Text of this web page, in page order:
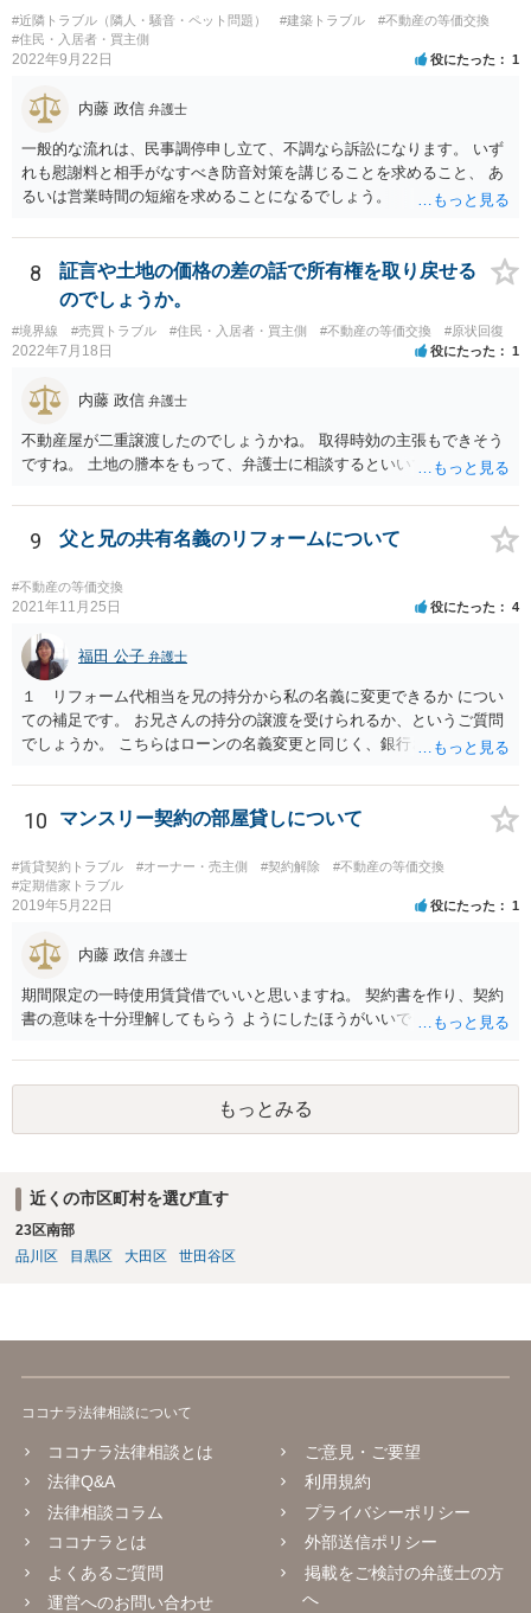
容とする特約は、借地人に不利な特約として無効とされます。 しか
しながら、存続期間を50年以上とする借地契約を締結するに際し、３
③建物買取請求をしない）を付ける、一般定期借地権を設定するこが
認められています（借地借家法22条）。 【参考】借地借家法 第２２条
（一般定期借地権） 存続期間を５０年以上として借地権を設定する
場合においては、第９条及び第１６条の規定にかかわらず、契約の更
新（更新の請求及び土地の使用の継続によるものを含む。次条第１項
ことができる。この場合においては、その特約は、公正証書による等
書面によってしなければならない。
#近隣トラブル（隣人・騒音・ペット問題） #建築トラブル
#不動産の等価交換
#住民・入居者・買主側
2022年9月22日 役にたった 1
内藤 政信 弁護士
一般的な流れは、民事調停申し立て、不調なら訴訟になります。 いず
れも慰謝料と相手がなすべき防音対策を講じることを求めること、 あ
るいは営業時間の短縮を求めることになるでしょう。
8
証言や土地の価格の差の話で所有権を取り戻せる
のでしょうか。
#境界線 #売買トラブル #住民・入居者・買主側 #不動産の等価交換 #原状回復
2022年7月18日 役にたった 1
内藤 政信 弁護士
不動産屋が二重譲渡したのでしょうかね。 取得時効の主張もできそう
ですね。 土地の謄本をもって、弁護士に相談するといいでしょう。
9 父と兄の共有名義のリフォームについて
#不動産の等価交換
2021年11月25日 役にたった 4
福田 公子 弁護士
１ リフォーム代相当を兄の持分から私の名義に変更できるか につい
ての補足です。 お兄さんの持分の譲渡を受けられるか、というご質問
でしょうか。 こちらはローンの名義変更と同じく、銀行さんの承諾が
さい。
10 マンスリー契約の部屋貸しについて
#賃貸契約トラブル #オーナー・売主側 #契約解除
#不動産の等価交換
#定期借家トラブル
2019年5月22日 役にたった 1
内藤 政信 弁護士
期間限定の一時使用賃貸借でいいと思いますね。 契約書を作り、契約
書の意味を十分理解してもらう ようにしたほうがいいでしょう。
もっとみる
近くの市区町村を選び直す
23区南部
品川区
目黒区 大田区 世田谷区
ココナラ法律相談について
ココナラ法律相談とは
法律Q&A
法律相談コラム
ココナラとは
よくあるご質問
運営へのお問い合わせ
ご意見・ご要望
利用規約
プライバシーポリシー
外部送信ポリシー
掲載をご検討の弁護士の方
へ